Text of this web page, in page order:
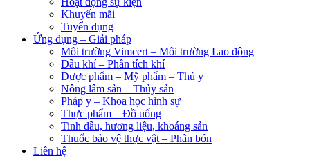
Khuyến mãi
Tuyển dụng
Ứng dụng – Giải pháp
Môi trường Vimcert – Môi trường Lao động
Dầu khí – Phân tích khí
Dược phẩm – Mỹ phẩm – Thú y
Nông lâm sản – Thủy sản
Pháp y – Khoa học hình sự
Thực phẩm – Đồ uống
Tinh dầu, hương liệu, khoáng sản
Thuốc bảo vệ thực vật – Phân bón
Liên hệ